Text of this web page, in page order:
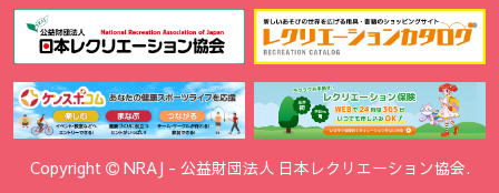
Copyright NRAJ - 公益財団法人 日本レクリエーション協会.